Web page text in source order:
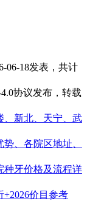
06-18发表，共计
协议发布，转载
、新北、天宁、武
、各院区地址、
种牙价格及流程详
价目参考